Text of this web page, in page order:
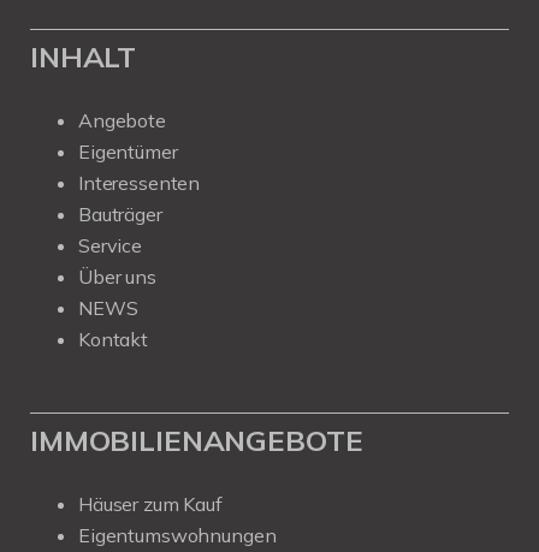
INHALT
Angebote
Eigentümer
Interessenten
Bauträger
Service
Über uns
NEWS
Kontakt
IMMOBILIENANGEBOTE
Häuser zum Kauf
Eigentumswohnungen